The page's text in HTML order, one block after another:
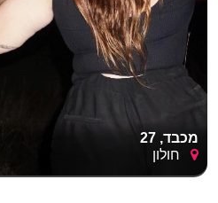
מכבד, 27
חולון